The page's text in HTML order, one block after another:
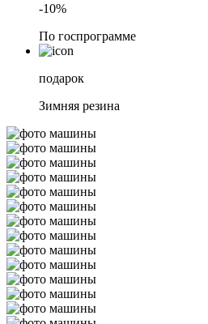
-10%
По госпрограмме
подарок
Зимняя резина